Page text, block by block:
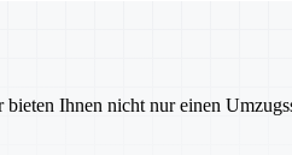
Ihnen nicht nur einen